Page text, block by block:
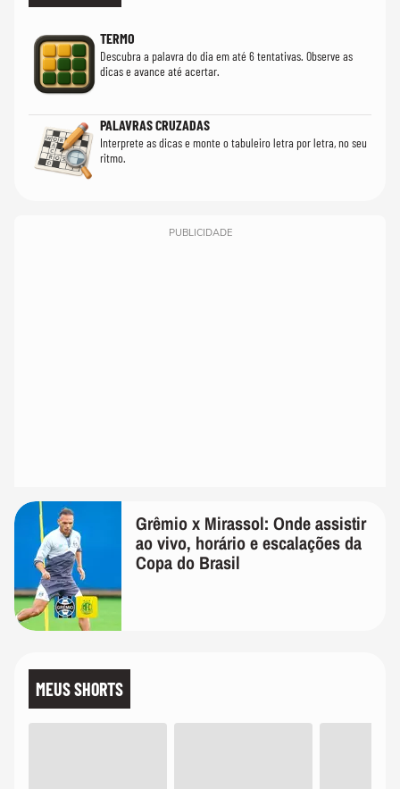
TERMO
Descubra a palavra do dia em até 6 tentativas. Observe as
dicas e avance até acertar.
PALAVRAS CRUZADAS
Interprete as dicas e monte o tabuleiro letra por letra, no seu
ritmo.
PUBLICIDADE
Grêmio x Mirassol: Onde assistir
ao vivo, horário e escalações da
Copa do Brasil
MEUS SHORTS